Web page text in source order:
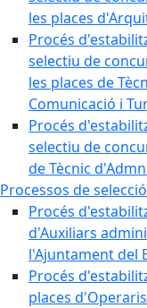
les places
Procés
selectiu de
les places de
Comunicació i
Procés
selectiu de
de Tècnic
Processos de
Procés
d'Auxiliars
l'Ajuntament del
Procés
places